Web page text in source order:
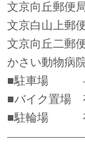
文京向丘郵便
文京白山上郵
文京向丘二郵
かさい動物病
■駐車場
■バイク置場
■駐輪場